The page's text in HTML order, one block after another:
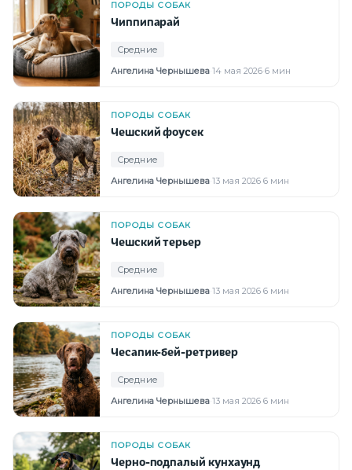
ПОРОДЫ СОБАК
Чиппипарай
Средние
Ангелина Чернышева·14 мая 2026·6 мин
ПОРОДЫ СОБАК
Чешский фоусек
Средние
Ангелина Чернышева·13 мая 2026·6 мин
ПОРОДЫ СОБАК
Чешский терьер
Средние
Ангелина Чернышева·13 мая 2026·6 мин
ПОРОДЫ СОБАК
Чесапик-бей-ретривер
Средние
Ангелина Чернышева·13 мая 2026·6 мин
ПОРОДЫ СОБАК
Черно-подпалый кунхаунд